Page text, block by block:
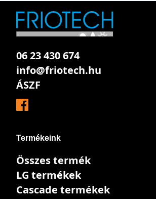
06 23 430 674
info@friotech.hu
ÁSZF
Termékeink
Összes termék
LG termékek
Cascade termékek